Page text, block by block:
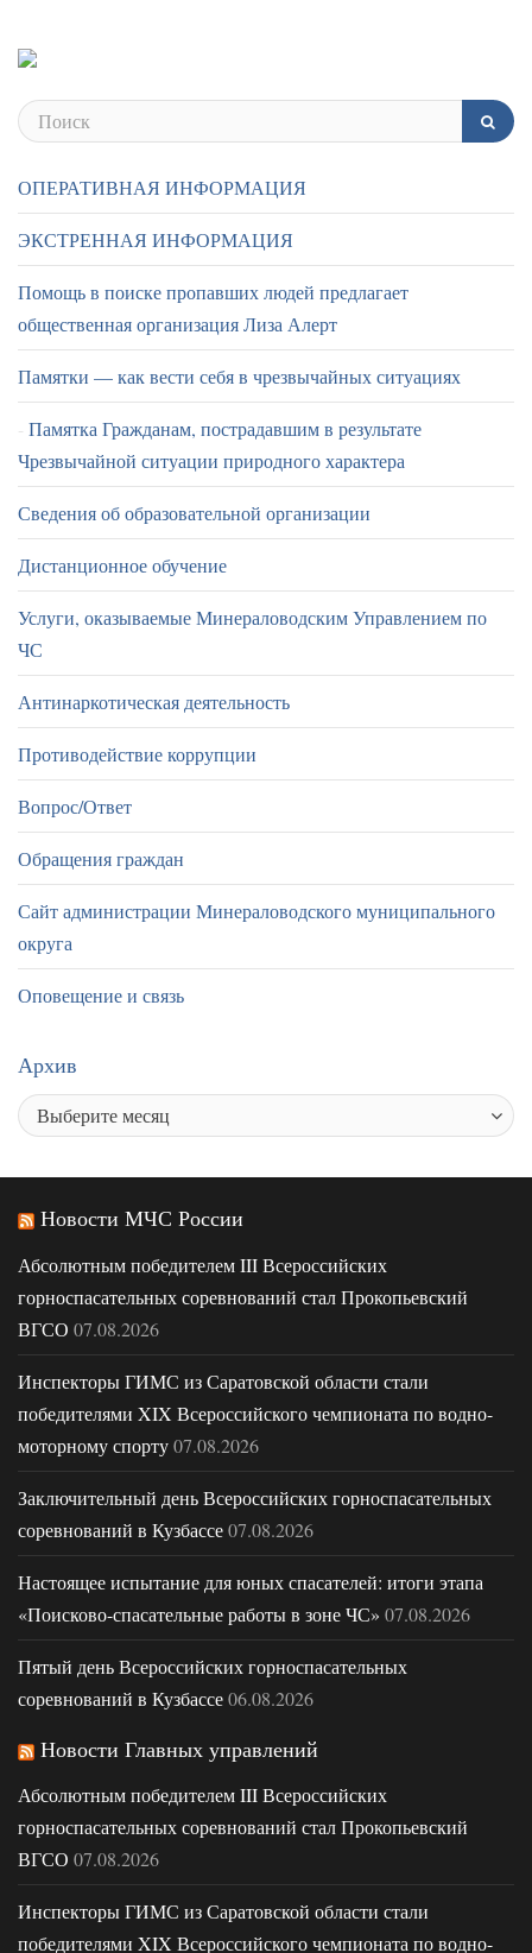
ОПЕРАТИВНАЯ ИНФОРМАЦИЯ
ЭКСТРЕННАЯ ИНФОРМАЦИЯ
Помощь в поиске пропавших людей предлагает
общественная организация Лиза Алерт
Памятки — как вести себя в чрезвычайных ситуациях
Памятка Гражданам, пострадавшим в результате
Чрезвычайной ситуации природного характера
Сведения об образовательной организации
Дистанционное обучение
Услуги, оказываемые Минераловодским Управлением по
ЧС
Антинаркотическая деятельность
Противодействие коррупции
Вопрос/Ответ
Обращения граждан
Сайт администрации Минераловодского муниципального
округа
Оповещение и связь
Архив
Новости МЧС России
Абсолютным победителем III Всероссийских
горноспасательных соревнований стал Прокопьевский
ВГСО 07.08.2026
Инспекторы ГИМС из Саратовской области стали
победителями XIX Всероссийского чемпионата по водно-
моторному спорту07.08.2026
Заключительный день Всероссийских горноспасательных
соревнований в Кузбассе07.08.2026
Настоящее испытание для юных спасателей: итоги этапа
«Поисково-спасательные работы в зоне ЧС» 07.08.2026
Пятый день Всероссийских горноспасательных
соревнований в Кузбассе06.08.2026
Новости Главных управлений
Абсолютным победителем III Всероссийских
горноспасательных соревнований стал Прокопьевский
ВГСО 07.08.2026
Инспекторы ГИМС из Саратовской области стали
победителями XIX Всероссийского чемпионата по водно-